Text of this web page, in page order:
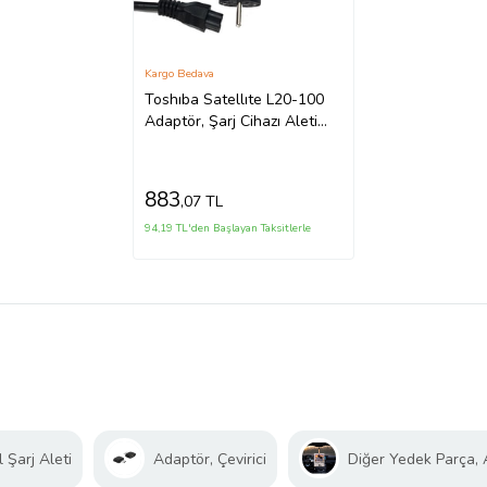
Toshıba Satellıte L20-100
Adaptör, Şarj Cihazı Aleti
Kargo Bedava
883,07 TL
94,19 TL'den Başlayan Taksitlerle
Şarj Aleti Adaptör, Çevirici Diğer Yedek Parça,